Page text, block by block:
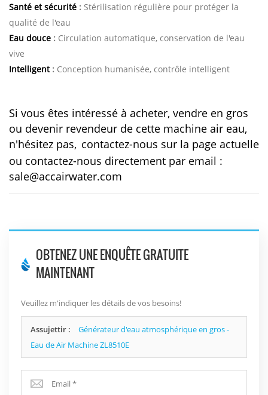
Santé et sécurité : Stérilisation régulière pour protéger la
qualité de l'eau
Eau douce : Circulation automatique, conservation de l'eau
vive
Intelligent: Conception humanisée, contrôle intelligent
Si vous êtes intéressé à acheter, vendre en gros
ou devenir revendeur de cette machine air eau,
n'hésitez pas, contactez-nous sur la page actuelle
ou contactez-nous directement par email :
sale@accairwater.com
OBTENEZ UNE ENQUÊTE GRATUITE
MAINTENANT
Veuillez m'indiquer les détails de vos besoins!
Assujettir :
Générateur d'eau atmosphérique en gros -
Eau de Air Machine ZL8510E